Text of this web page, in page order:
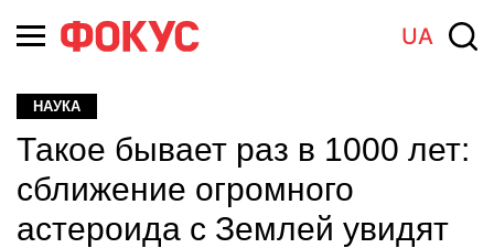
UA
НАУКА
Такое бывает раз в 1000 лет:
сближение огромного
астероида с Землей увидят